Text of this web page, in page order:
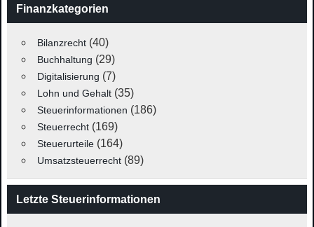
Finanzkategorien
Bilanzrecht(40)
Buchhaltung (29)
Digitalisierung (7)
Lohn und Gehalt(35)
Steuerinformationen (186)
Steuerrecht(169)
Steuerurteile(164)
Umsatzsteuerrecht(89)
Letzte Steuerinformationen